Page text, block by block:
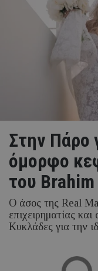
Στην Πάρο
όμορφο
του Brahim
Ο άσος της Real
επιχειρηματίας
Κυκλάδες για την